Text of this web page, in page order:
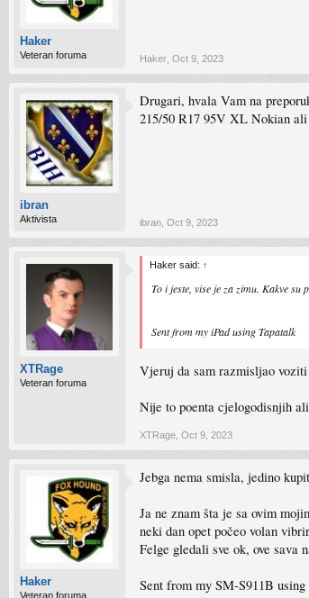
Haker
Veteran foruma Haker Oct 9, 2023
ibran
Aktivista
Drugari, hvala Vam na
215/50 R17 95V XL Nokian
ibran Oct 9, 2023
XTRage
Veteran foruma
Haker said: ↑
To i jeste, vise je za zimu. Kakve
Sent from my iPad using Tapatalk
Vjeruj da sam razmisljao
Nije to poenta cjelogodisnjih
XTRage Oct 9, 2023
Haker
Veteran foruma
Jebga nema smisla, jedino
Ja ne znam šta je sa ovim
neki dan opet počeo volan
Felge gledali sve ok, ove sava
Sent from my SM-S911B